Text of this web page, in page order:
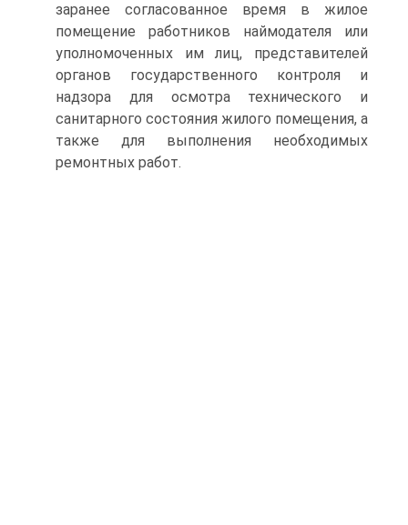
заранее согласованное время в жилое
помещение работников наймодателя или
уполномоченных им лиц, представителей
органов государственного контроля и
надзора для осмотра технического и
санитарного состояния жилого помещения, а
также для выполнения необходимых
ремонтных работ.